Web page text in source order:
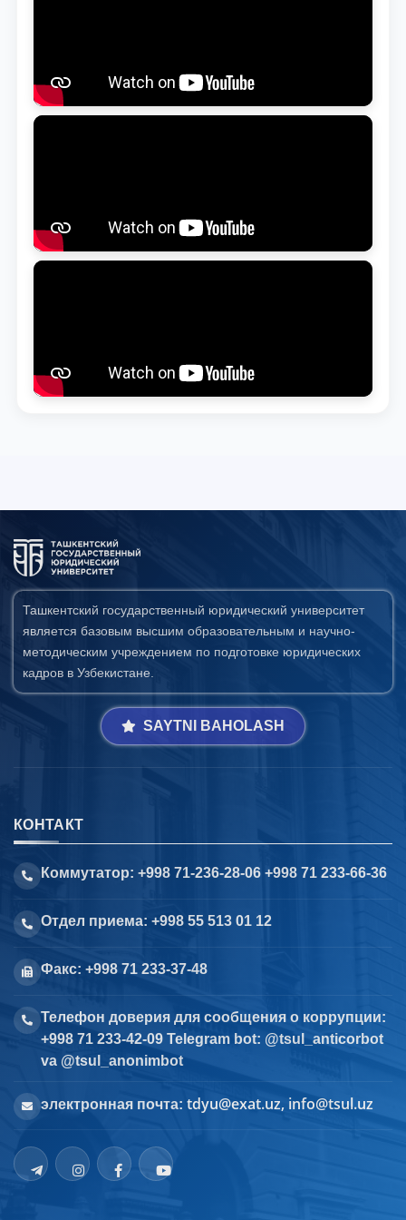
Ташкентский государственный юридический университет
является базовым высшим образовательным и научно-
методическим учреждением по подготовке юридических
кадров в Узбекистане.
SAYTNI BAHOLASH
КОНТАКТ
Коммутатор: +998 71-236-28-06 +998 71 233-66-36
Отдел приема: +998 55 513 01 12
Факс: +998 71 233-37-48
Телефон доверия для сообщения о коррупции:
+998 71 233-42-09 Telegram bot: @tsul_anticorbot
va @tsul_anonimbot
электронная почта: tdyu@exat.uz, info@tsul.uz